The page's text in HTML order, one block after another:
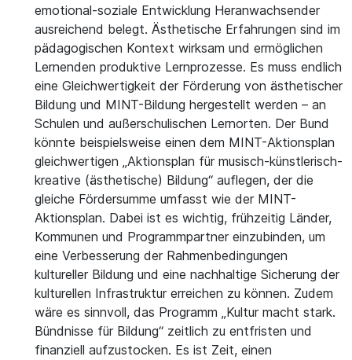
emotional-soziale Entwicklung Heranwachsender
ausreichend belegt. Ästhetische Erfahrungen sind im
pädagogischen Kontext wirksam und ermöglichen
Lernenden produktive Lernprozesse. Es muss endlich
eine Gleichwertigkeit der Förderung von ästhetischer
Bildung und MINT-Bildung hergestellt werden – an
Schulen und außerschulischen Lernorten. Der Bund
könnte beispielsweise einen dem MINT-Aktionsplan
gleichwertigen „Aktionsplan für musisch-künstlerisch-
kreative (ästhetische) Bildung“ auflegen, der die
gleiche Fördersumme umfasst wie der MINT-
Aktionsplan. Dabei ist es wichtig, frühzeitig Länder,
Kommunen und Programmpartner einzubinden, um
eine Verbesserung der Rahmenbedingungen
kultureller Bildung und eine nachhaltige Sicherung der
kulturellen Infrastruktur erreichen zu können. Zudem
wäre es sinnvoll, das Programm „Kultur macht stark.
Bündnisse für Bildung“ zeitlich zu entfristen und
finanziell aufzustocken. Es ist Zeit, einen